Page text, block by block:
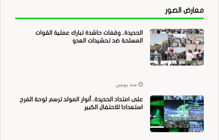
معارض الصور
الحديدة.. وقفات حاشدة تبارك عملية القوات
المسلحة ضد تحشيدات العدو
منذ يومين
على امتداد الحديدة.. أنوار المولد ترسم لوحة الفرح
استعدادا للاحتفال الكبير